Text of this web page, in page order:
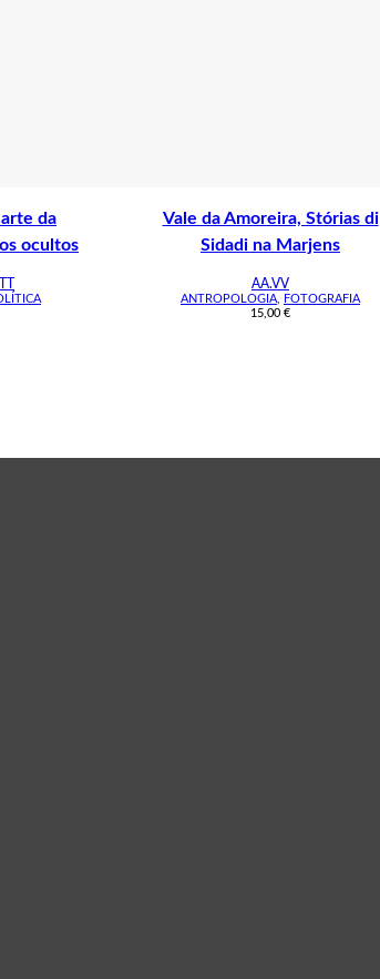
da
ocultos
Vale da Amoreira, Stórias di
Sidadi na Marjens
AA.VV
ANTROPOLOGIA
FOTOGRAFIA
15,00 €